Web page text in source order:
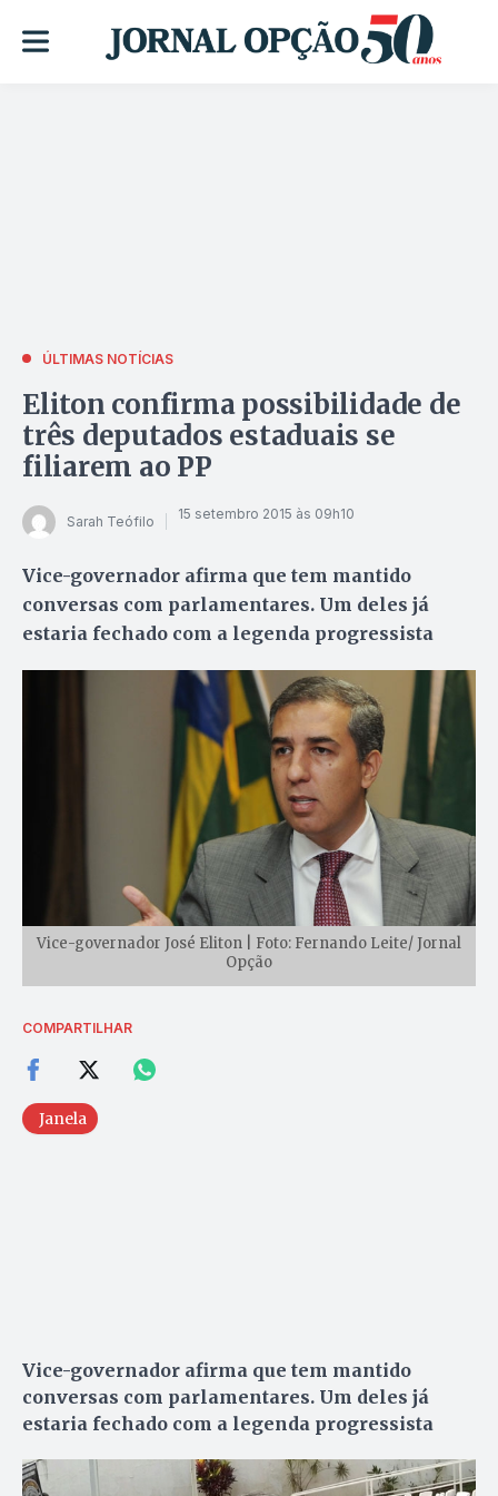
ÚLTIMAS NOTÍCIAS
Eliton confirma possibilidade de
três deputados estaduais se
filiarem ao PP
Sarah Teófilo 15 setembro 2015 às 09h10
Vice-governador afirma que tem mantido
conversas com parlamentares. Um deles já
estaria fechado com a legenda progressista
Vice-governador José Eliton | Foto: Fernando Leite/ Jornal
Opção
COMPARTILHAR
Janela
Vice-governador afirma que tem mantido
conversas com parlamentares. Um deles já
estaria fechado com a legenda progressista